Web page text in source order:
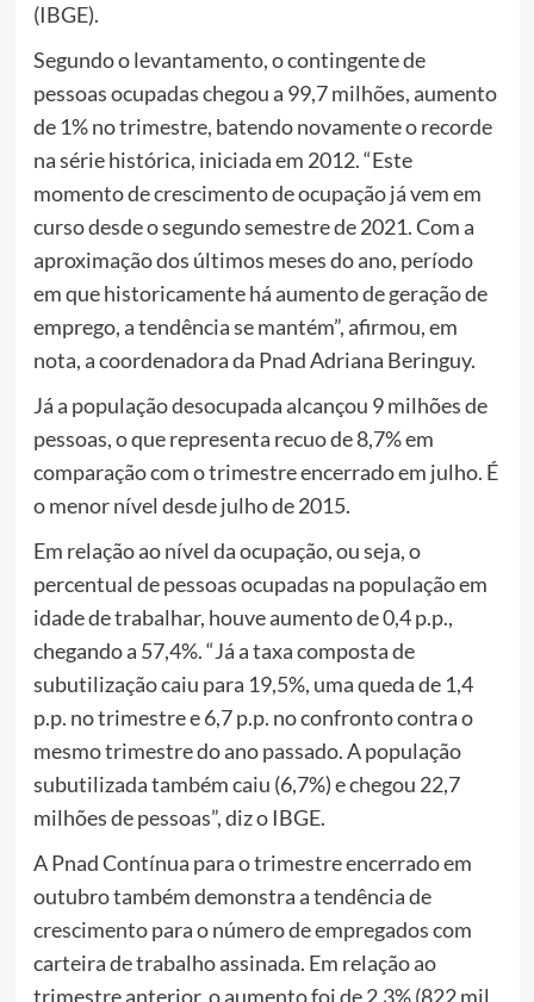
(IBGE).
Segundo o levantamento, o contingente de
pessoas ocupadas chegou a 99,7 milhões, aumento
de 1% no trimestre, batendo novamente o recorde
na série histórica, iniciada em 2012. “Este
momento de crescimento de ocupação já vem em
curso desde o segundo semestre de 2021. Com a
aproximação dos últimos meses do ano, período
em que historicamente há aumento de geração de
emprego, a tendência se mantém”, afirmou, em
nota, a coordenadora da Pnad Adriana Beringuy.
Já a população desocupada alcançou 9 milhões de
pessoas, o que representa recuo de 8,7% em
comparação com o trimestre encerrado em julho. É
o menor nível desde julho de 2015.
Em relação ao nível da ocupação, ou seja, o
percentual de pessoas ocupadas na população em
idade de trabalhar, houve aumento de 0,4 p.p.,
chegando a 57,4%. “Já a taxa composta de
subutilização caiu para 19,5%, uma queda de 1,4
p.p. no trimestre e 6,7 p.p. no confronto contra o
mesmo trimestre do ano passado. A população
subutilizada também caiu (6,7%) e chegou 22,7
milhões de pessoas”, diz o IBGE.
A Pnad Contínua para o trimestre encerrado em
outubro também demonstra a tendência de
crescimento para o número de empregados com
carteira de trabalho assinada. Em relação ao
trimestre anterior, o aumento foi de 2,3% (822 mil